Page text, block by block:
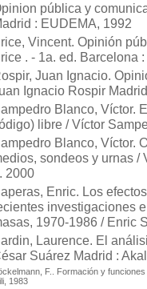
pública y
: EUDEMA, 1992
Vincent. Opinión
. - 1a. ed. Barcelona
Juan Ignacio.
Ignacio Rospir
Blanco, Víctor.
libre / Víctor
Blanco, Víctor.
sondeos y urnas /
2000
Enric. Los
investigaciones
1970-1986 / Enric
Laurence. El
Suárez Madrid :
F.. Formación y
1983